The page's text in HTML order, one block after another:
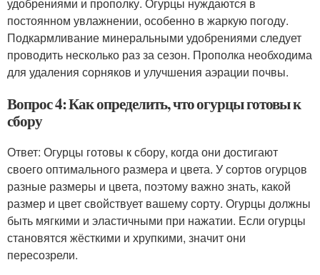
постоянном увлажнении, особенно в жаркую погоду.
Подкармливание минеральными удобрениями следует
проводить несколько раз за сезон. Прополка необходима
для удаления сорняков и улучшения аэрации почвы.
Вопрос 4: Как определить, что огурцы готовы к
сбору
Ответ: Огурцы готовы к сбору, когда они достигают
своего оптимального размера и цвета. У сортов огурцов
разные размеры и цвета, поэтому важно знать, какой
размер и цвет свойствует вашему сорту. Огурцы должны
быть мягкими и эластичными при нажатии. Если огурцы
становятся жёсткими и хрупкими, значит они
пересозрели.